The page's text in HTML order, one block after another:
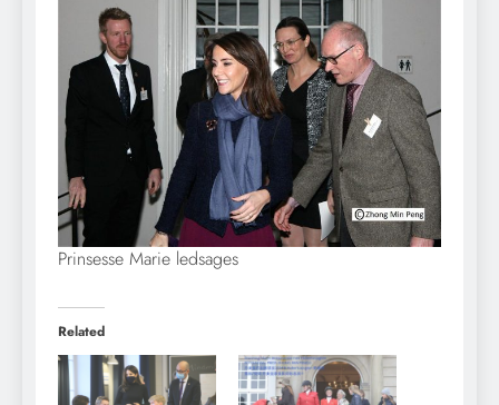
Prinsesse Marie ledsages
Related